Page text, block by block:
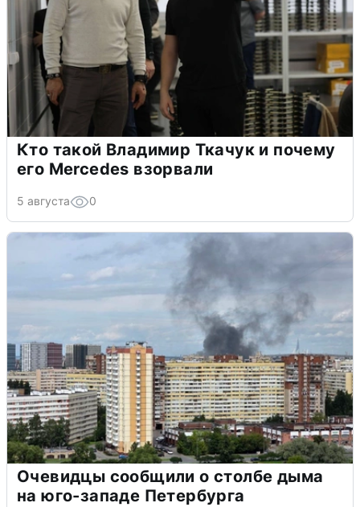
Кто такой Владимир Ткачук и почему
его Mercedes взорвали
5 августа 0
Очевидцы сообщили о столбе дыма
на юго-западе Петербурга